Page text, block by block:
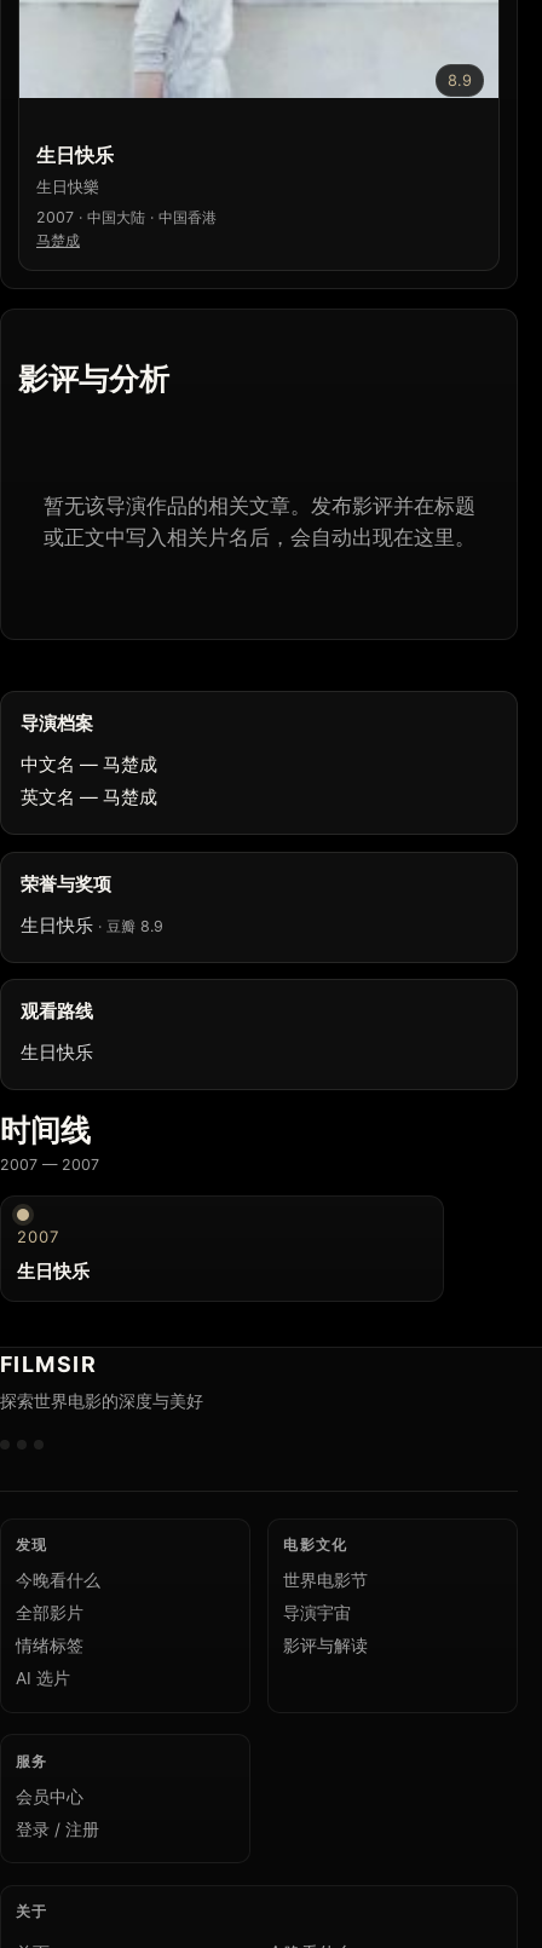
8.9
生日快乐
生日快樂
2007 · 中国大陆 · 中国香港
马楚成
影评与分析
暂无该导演作品的相关文章。发布影评并在标题
或正文中写入相关片名后，会自动出现在这里。
导演档案
中文名 — 马楚成
英文名 — 马楚成
荣誉与奖项
生日快乐 · 豆瓣 8.9
观看路线
生日快乐
时间线
2007 — 2007
2007
生日快乐
FILMSIR
探索世界电影的深度与美好
发现
今晚看什么
全部影片
情绪标签
AI 选片
电影文化
世界电影节
导演宇宙
影评与解读
服务
会员中心
登录 / 注册
关于